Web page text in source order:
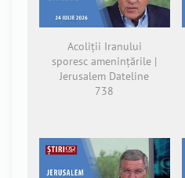
Acoliții Iranului
sporesc amenințările |
Jerusalem Dateline
738